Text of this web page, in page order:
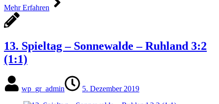
Mehr Erfahren
13. Spieltag – Sonnewalde – Ruhland 3:2
(1:1)
wp_gr_admin 5. Dezember 2019